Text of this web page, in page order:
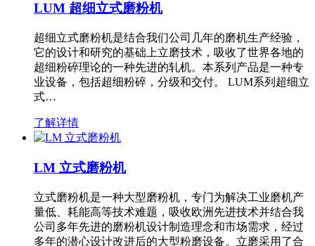
LUM 超细立式磨粉机
超细立式磨粉机是结合我们公司几年的磨机生产经验，
它的设计和研究的基础上立磨技术，吸收了世界各地的
超细粉碎理论的一种先进的轧机。本系列产品是一种专
业设备，包括超细粉碎，分级和交付。 LUM系列超细立
式…
了解详情
LM 立式磨粉机
立式磨粉机是一种大型磨粉机，专门为解决工业磨机产
量低、耗能高等技术难题，吸收欧洲先进技术并结合我
公司多年先进的磨粉机设计制造理念和市场需求，经过
多年的潜心设计改进后的大型粉磨设备。立磨采用了合